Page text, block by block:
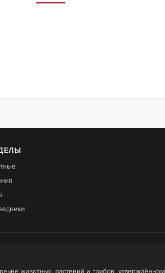
животных, растений и грибов, утверждённом